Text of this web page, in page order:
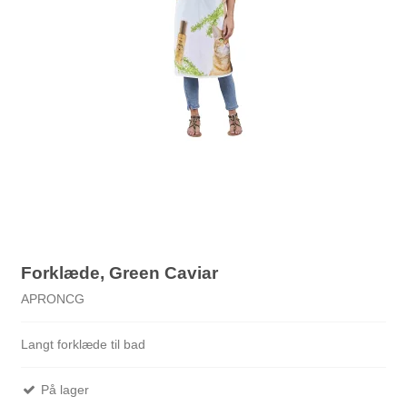
Forklæde, Green Caviar
APRONCG
Langt forklæde til bad
På lager